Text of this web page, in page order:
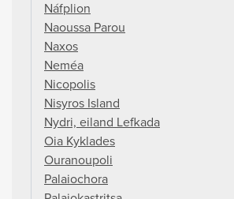
Náfplion
Naoussa Parou
Naxos
Neméa
Nicopolis
Nisyros Island
Nydri, eiland Lefkada
Oia Kyklades
Ouranoupoli
Palaiochora